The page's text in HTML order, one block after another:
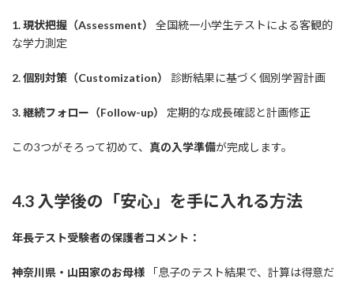
1. 現状把握（Assessment）
全国統一小学生テストによる客観的
な学力測定
2. 個別対策（Customization） 診断結果に基づく個別学習計画
3. 継続フォロー（Follow-up） 定期的な成長確認と計画修正
この3つがそろって初めて、 真の入学準備が完成します。
4.3 入学後の「安心」を手に入れる方法
年長テスト受験者の保護者コメント：
神奈川県・山田家のお母様 「息子のテスト結果で、計算は得意だ